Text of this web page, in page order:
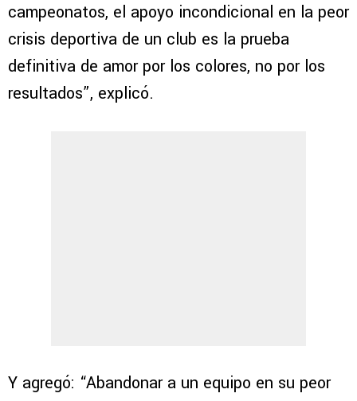
campeonatos, el apoyo incondicional en la peor
crisis deportiva de un club es la prueba
definitiva de amor por los colores, no por los
resultados”, explicó.
Y agregó: “Abandonar a un equipo en su peor